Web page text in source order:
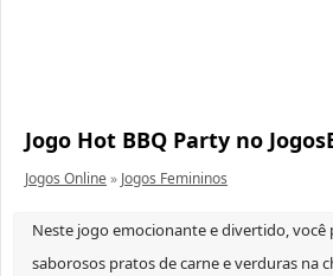
Jogo Hot BBQ Party no
Jogos Online» Jogos Femininos
Neste jogo emocionante e divertido, você
saborosos pratos de carne e verduras na